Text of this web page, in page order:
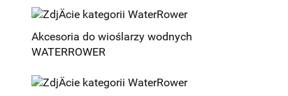
Akcesoria do wioślarzy wodnych
WATERROWER